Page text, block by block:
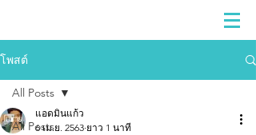
โพสต์
All Posts
All Posts
แอดมินแก้ว
6 เม.ย. 2563 ยาว 1 นาที